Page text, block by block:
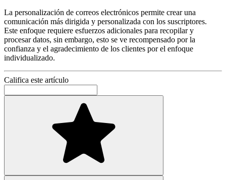
La personalización de correos electrónicos permite crear una
comunicación más dirigida y personalizada con los suscriptores.
Este enfoque requiere esfuerzos adicionales para recopilar y
procesar datos, sin embargo, esto se ve recompensado por la
confianza y el agradecimiento de los clientes por el enfoque
individualizado.
Califica este artículo